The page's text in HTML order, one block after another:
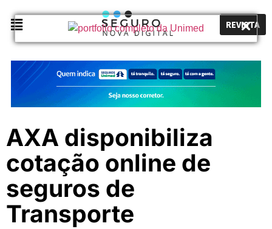
REVISTA
AXA disponibiliza
cotação online de
seguros de
Transporte